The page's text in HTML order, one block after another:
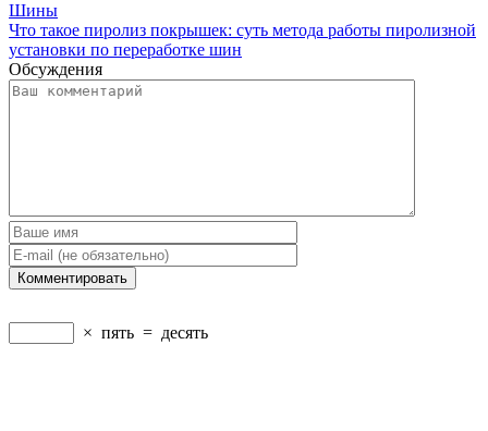
Шины
Что такое пиролиз покрышек: суть метода работы пиролизной
установки по переработке шин
Обсуждения
× пять = десять